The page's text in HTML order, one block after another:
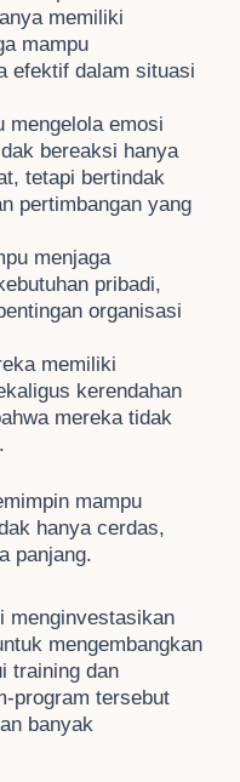
memiliki
mampu
efektif dalam situasi
mengelola emosi
bereaksi hanya
tetapi bertindak
pertimbangan yang
menjaga
pribadi,
organisasi
memiliki
kerendahan
mereka tidak
mampu
hanya cerdas,
panjang.
menginvestasikan
mengembangkan
training dan
program tersebut
banyak